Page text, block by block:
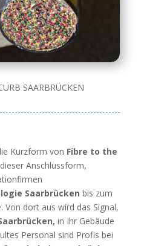
SAARBRÜCKEN
Kurzform von Fibre to the
Anschlussform,
Saarbrücken bis zum
Von dort aus wird das Signal,
in Ihr Gebäude
Personal sind Profis bei